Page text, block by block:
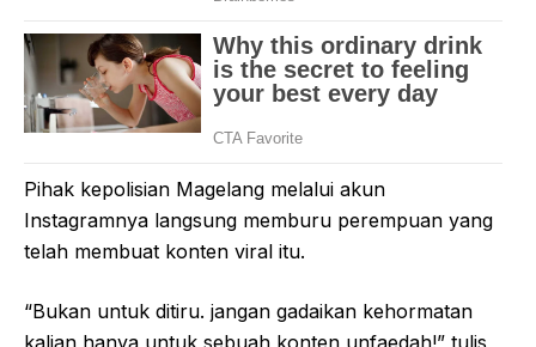
Pihak kepolisian Magelang melalui akun
Instagramnya langsung memburu perempuan yang
telah membuat konten viral itu.
“Bukan untuk ditiru. jangan gadaikan kehormatan
kalian hanya untuk sebuah konten unfaedah!” tulis